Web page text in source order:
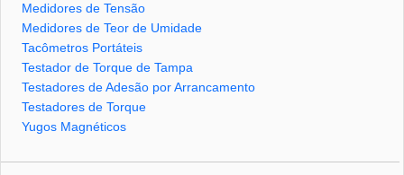
Medidores de Tensão
Medidores de Teor de Umidade
Tacômetros Portáteis
Testador de Torque de Tampa
Testadores de Adesão por Arrancamento
Testadores de Torque
Yugos Magnéticos